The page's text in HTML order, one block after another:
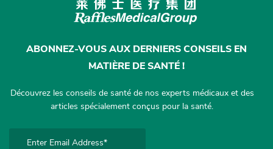
ABONNEZ-VOUS AUX DERNIERS CONSEILS EN
MATIÈRE DE SANTÉ !
Découvrez les conseils de santé de nos experts médicaux et des
articles spécialement conçus pour la santé.